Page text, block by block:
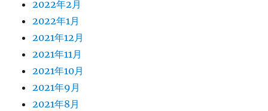
2022年2月
2022年1月
2021年12月
2021年11月
2021年10月
2021年9月
2021年8月